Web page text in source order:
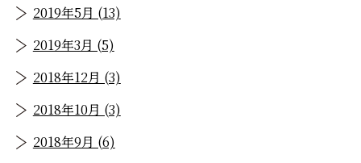
2019年5月 (13)
2019年3月 (5)
2018年12月 (3)
2018年10月 (3)
2018年9月 (6)